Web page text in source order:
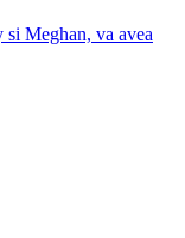
Meghan, va avea